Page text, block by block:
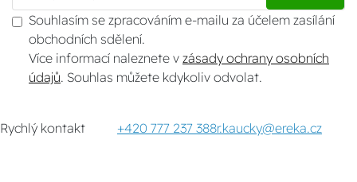
Souhlasím se zpracováním e-mailu za účelem zasílání
obchodních sdělení.
Více informací naleznete v zásady ochrany osobních
údajů . Souhlas můžete kdykoliv odvolat.
Rychlý kontakt +420 777 237 388r.kaucky@ereka.cz